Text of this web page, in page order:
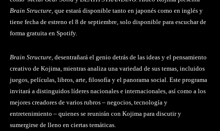
Brain Structure, que estará disponible tanto en japonés como en inglés y
tiene fecha de estreno el 8 de septiembre, solo disponible para escuchar de
forma gratuita en Spotify.
Brain Structure, desentrañará el genio detrás de las ideas y el pensamiento
creativo de Kojima, mientras analiza una variedad de sus temas, incluidos
juegos, películas, libros, arte, filosofía y el panorama social. Este programa
invitará a distinguidos líderes nacionales e internacionales, así como a los
mejores creadores de varios rubros – negocios, tecnología y
entretenimiento – quienes se reunirán con Kojima para discutir y
sumergirse de lleno en ciertas temáticas.